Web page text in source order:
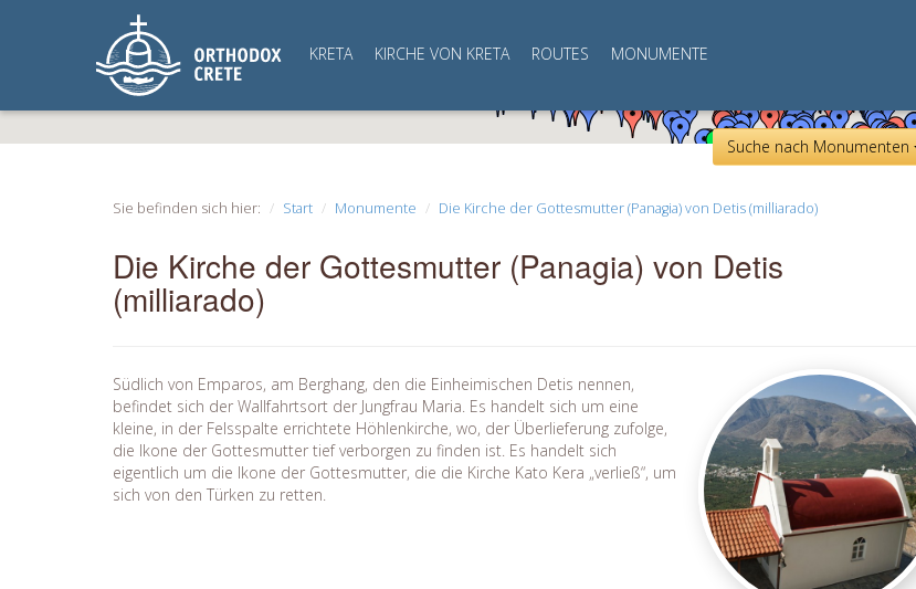
KRETA KIRCHE VON KRETA ROUTES MONUMENTE
Suche nach Monumenten
Sie befinden sich hier: Start Monumente Die Kirche der Gottesmutter (Panagia) von Detis (milliarado)
Die Kirche der Gottesmutter (Panagia) von Detis
(milliarado)
Südlich von Emparos, am Berghang, den die Einheimischen Detis nennen,
befindet sich der Wallfahrtsort der Jungfrau Maria. Es handelt sich um eine
kleine, in der Felsspalte errichtete Höhlenkirche, wo, der Überlieferung zufolge,
die Ikone der Gottesmutter tief verborgen zu finden ist. Es handelt sich
eigentlich um die Ikone der Gottesmutter, die die Kirche Kato Kera „verließ“, um
sich von den Türken zu retten.